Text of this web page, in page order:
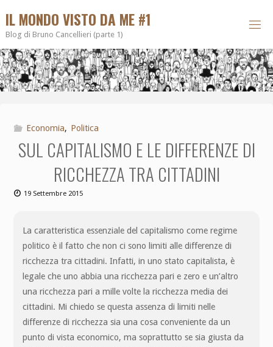
IL MONDO VISTO DA ME #1
Blog di Bruno Cancellieri (parte 1)
Economia, Politica
SUL CAPITALISMO E LE DIFFERENZE DI
RICCHEZZA TRA CITTADINI
19 Settembre 2015
La caratteristica essenziale del capitalismo come regime
politico è il fatto che non ci sono limiti alle differenze di
ricchezza tra cittadini. Infatti, in uno stato capitalista, è
legale che uno abbia una ricchezza pari e zero e un’altro
una ricchezza pari a mille volte la ricchezza media dei
cittadini. Mi chiedo se questa assenza di limiti nelle
differenze di ricchezza sia una cosa conveniente da un
punto di vista economico, ma soprattutto se sia giusta da